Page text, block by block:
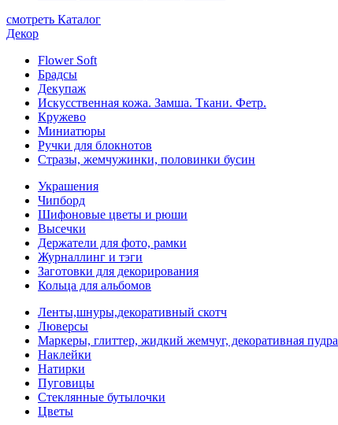
смотреть Каталог
Декор
Flower Soft
Брадсы
Декупаж
Искусственная кожа. Замша. Ткани. Фетр.
Кружево
Миниатюры
Ручки для блокнотов
Стразы, жемчужинки, половинки бусин
Украшения
Чипборд
Шифоновые цветы и рюши
Высечки
Держатели для фото, рамки
Журналлинг и тэги
Заготовки для декорирования
Кольца для альбомов
Ленты,шнуры,декоративный скотч
Люверсы
Маркеры, глиттер, жидкий жемчуг, декоративная пудра
Наклейки
Натирки
Пуговицы
Стеклянные бутылочки
Цветы